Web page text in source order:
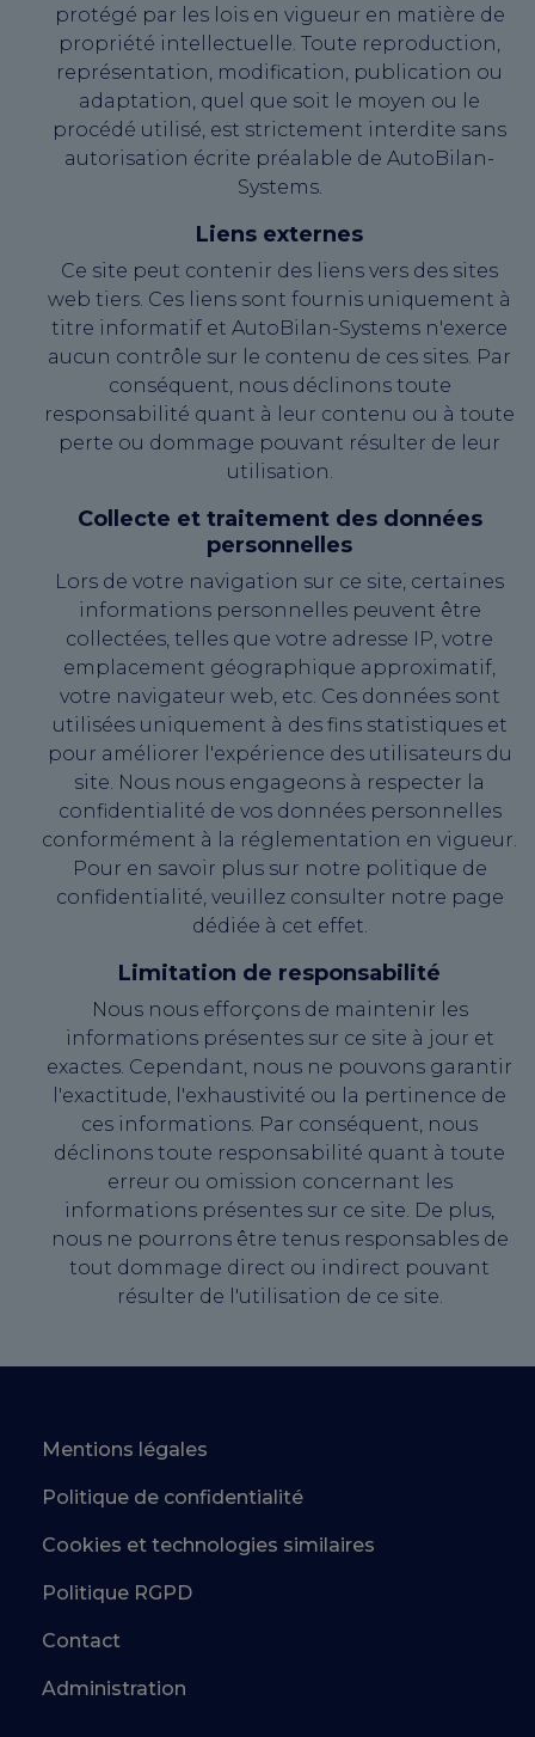
protégé par les lois en vigueur en matière de
propriété intellectuelle. Toute reproduction,
représentation, modification, publication ou
adaptation, quel que soit le moyen ou le
procédé utilisé, est strictement interdite sans
autorisation écrite préalable de AutoBilan-
Systems.
Liens externes
Ce site peut contenir des liens vers des sites
web tiers. Ces liens sont fournis uniquement à
titre informatif et AutoBilan-Systems n'exerce
aucun contrôle sur le contenu de ces sites. Par
conséquent, nous déclinons toute
responsabilité quant à leur contenu ou à toute
perte ou dommage pouvant résulter de leur
utilisation.
Collecte et traitement des données
personnelles
Lors de votre navigation sur ce site, certaines
informations personnelles peuvent être
collectées, telles que votre adresse IP, votre
emplacement géographique approximatif,
votre navigateur web, etc. Ces données sont
utilisées uniquement à des fins statistiques et
pour améliorer l'expérience des utilisateurs du
site. Nous nous engageons à respecter la
confidentialité de vos données personnelles
conformément à la réglementation en vigueur.
Pour en savoir plus sur notre politique de
confidentialité, veuillez consulter notre page
dédiée à cet effet.
Limitation de responsabilité
Nous nous efforçons de maintenir les
informations présentes sur ce site à jour et
exactes. Cependant, nous ne pouvons garantir
l'exactitude, l'exhaustivité ou la pertinence de
ces informations. Par conséquent, nous
déclinons toute responsabilité quant à toute
erreur ou omission concernant les
informations présentes sur ce site. De plus,
nous ne pourrons être tenus responsables de
tout dommage direct ou indirect pouvant
résulter de l'utilisation de ce site.
Mentions légales
Politique de confidentialité
Cookies et technologies similaires
Politique RGPD
Contact
Administration